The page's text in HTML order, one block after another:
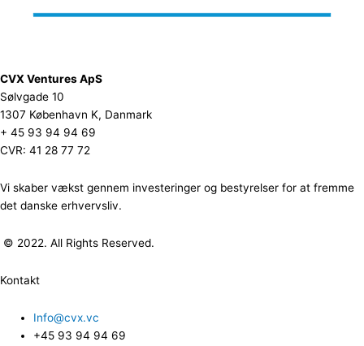
CVX Ventures ApS
Sølvgade 10
1307 København K, Danmark
+ 45 93 94 94 69
CVR: 41 28 77 72
Vi skaber vækst gennem investeringer og bestyrelser for at fremme
det danske erhvervsliv.
© 2022. All Rights Reserved.
Kontakt
Info@cvx.vc
+45 93 94 94 69